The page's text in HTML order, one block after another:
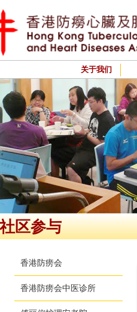
关于我们
社区参与
香港防痨会
香港防痨会中医诊所